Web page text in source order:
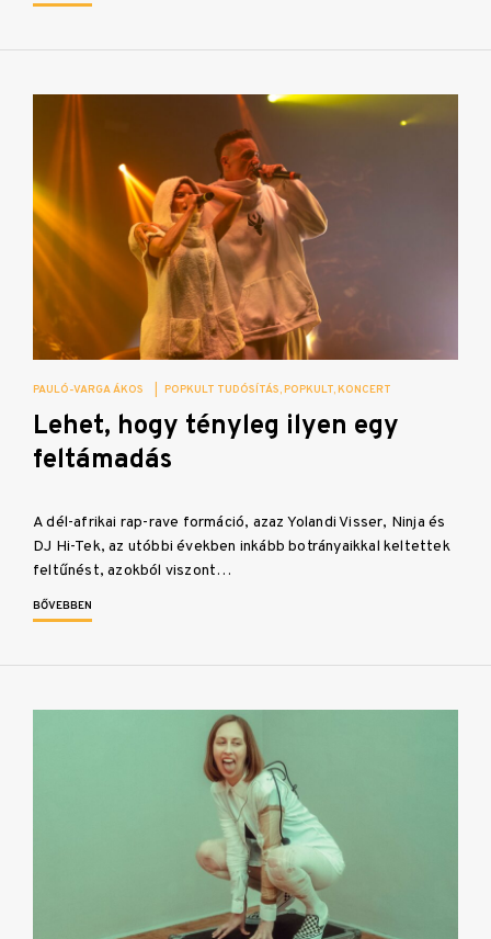
PAULÓ-VARGA ÁKOS POPKULT TUDÓSÍTÁS POPKULT KONCERT
Lehet, hogy tényleg ilyen egy
feltámadás
A dél-afrikai rap-rave formáció, azaz Yolandi Visser, Ninja és
DJ Hi-Tek, az utóbbi években inkább botrányaikkal keltettek
feltűnést, azokból viszont…
BŐVEBBEN